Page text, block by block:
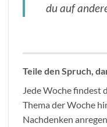
du auf
Teile den Spruch,
Jede Woche findest
Thema der Woche
Nachdenken